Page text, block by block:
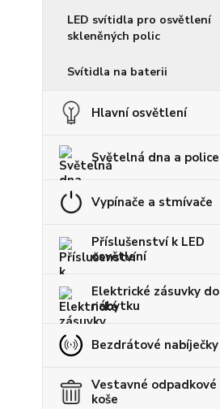
LED svítidla pro osvětlení
skleněných polic
Svítidla na baterii
Hlavní osvětlení
Světelná dna a police
Vypínače a stmívače
Příslušenství k LED
osvětlení
Elektrické zásuvky do
nábytku
Bezdrátové nabíječky
Vestavné odpadkové
koše